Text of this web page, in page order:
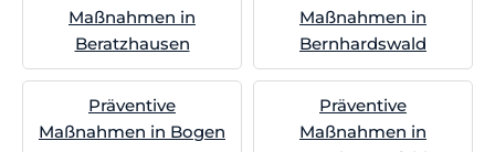
Maßnahmen in
Beratzhausen
Maßnahmen in
Bernhardswald
Präventive
Maßnahmen in Bogen
Präventive
Maßnahmen in